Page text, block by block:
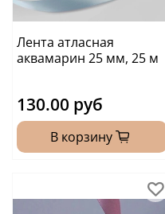
Лента атласная
аквамарин 25 мм, 25 м
130.00 руб
В корзину